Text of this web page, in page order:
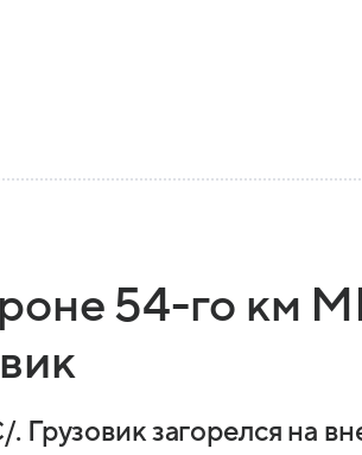
54-го км
загорелся на